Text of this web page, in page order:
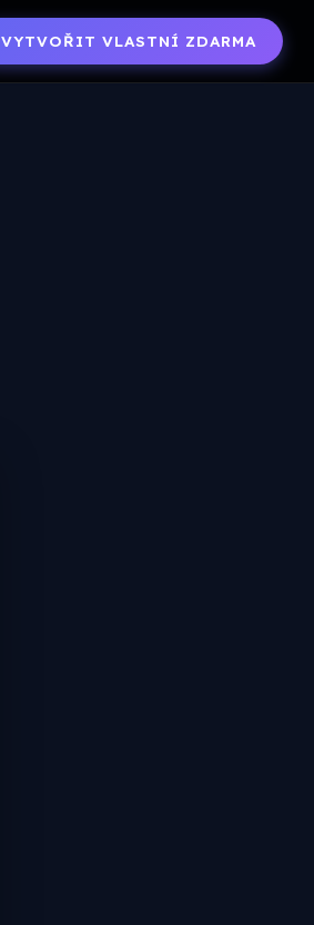
VYTVOŘIT VLASTNÍ ZDARMA